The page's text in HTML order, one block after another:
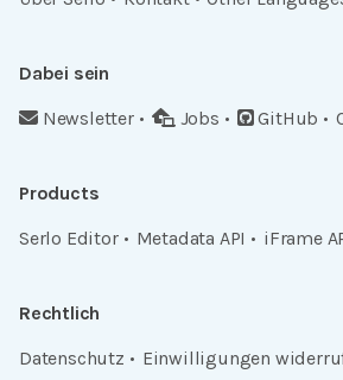
Dabei sein
Newsletter
Jobs GitHub
Products
Serlo Editor
Metadata API iFrame
Rechtlich
Datenschutz
Einwilligungen